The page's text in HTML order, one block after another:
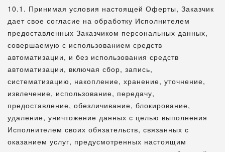
10.1. Принимая условия настоящей Оферты, Заказчик
дает свое согласие на обработку Исполнителем
предоставленных Заказчиком персональных данных,
совершаемую с использованием средств
автоматизации, и без использования средств
автоматизации, включая сбор, запись,
систематизацию, накопление, хранение, уточнение,
извлечение, использование, передачу,
предоставление, обезличивание, блокирование,
удаление, уничтожение данных с целью выполнения
Исполнителем своих обязательств, связанных с
оказанием услуг, предусмотренных настоящим